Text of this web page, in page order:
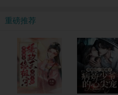
重磅推荐